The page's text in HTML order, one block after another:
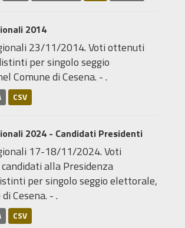
2014
23/11/2014. Voti ottenuti
per singolo seggio
Comune di Cesena. - .
CSV
2024 - Candidati Presidenti
17-18/11/2024. Voti
alla Presidenza
per singolo seggio elettorale,
Cesena. - .
CSV